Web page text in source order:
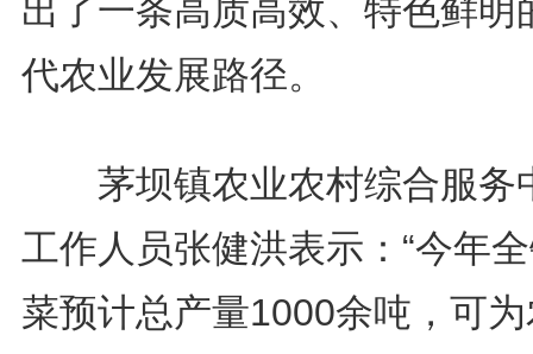
出了一条高质高效、特色鲜明
代农业发展路径。
茅坝镇农业农村综合服务
工作人员张健洪表示：“今年
菜预计总产量1000余吨，可